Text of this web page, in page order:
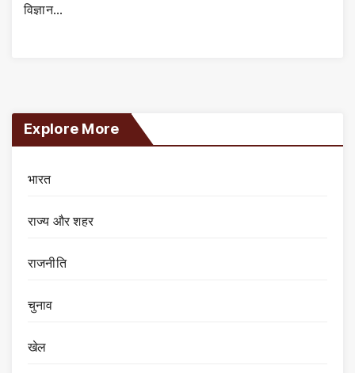
विज्ञान…
Explore More
भारत
राज्य और शहर
राजनीति
चुनाव
खेल